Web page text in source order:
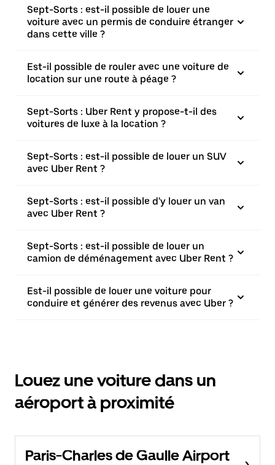
Sept-Sorts : est-il possible de louer une
voiture avec un permis de conduire étranger
dans cette ville ?
Est-il possible de rouler avec une voiture de
location sur une route à péage ?
Sept-Sorts : Uber Rent y propose-t-il des
voitures de luxe à la location ?
Sept-Sorts : est-il possible de louer un SUV
avec Uber Rent ?
Sept-Sorts : est-il possible d'y louer un van
avec Uber Rent ?
Sept-Sorts : est-il possible de louer un
camion de déménagement avec Uber Rent ?
Est-il possible de louer une voiture pour
conduire et générer des revenus avec Uber ?
Louez une voiture dans un
aéroport à proximité
Paris-Charles de Gaulle Airport